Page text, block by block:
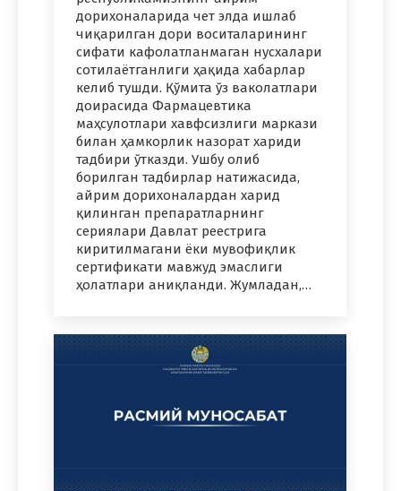
дорихоналарида чет элда ишлаб
чиқарилган дори воситаларининг
сифати кафолатланмаган нусхалари
сотилаётганлиги ҳақида хабарлар
келиб тушди. Қўмита ўз ваколатлари
доирасида Фармацевтика
маҳсулотлари хавфсизлиги маркази
билан ҳамкорлик назорат хариди
тадбири ўтказди. Ушбу олиб
борилган тадбирлар натижасида,
айрим дорихоналардан харид
қилинган препаратларнинг
сериялари Давлат реестрига
киритилмагани ёки мувофиқлик
сертификати мавжуд эмаслиги
ҳолатлари аниқланди. Жумладан,…